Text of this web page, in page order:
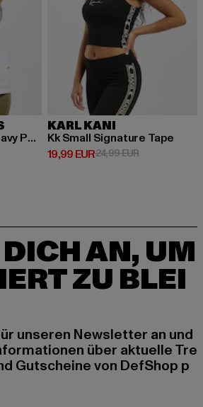
Ladies Essentials Heavy Padded
24,99 EUR
KARL KANI
Kk Small Signature Tape
19,99 EUR
Derzeitiger Preis: 19,99 EUR
24,99 EURAktionspreis:
AN, UM
ZU BLEI
unseren Newsletter an und
über aktuelle Tre
Gutscheine von DefShop p